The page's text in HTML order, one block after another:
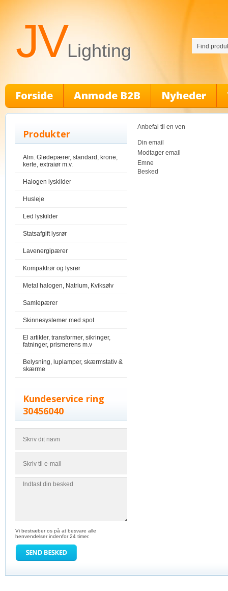
JVLighting
Forside Anmode B2B Nyheder
Produkter
Alm. Glødepærer, standard, krone,
kerte, extraiør m.v.
Halogen lyskilder
Husleje
Led lyskilder
Statsafgift lysrør
Lavenergipærer
Kompaktrør og lysrør
Metal halogen, Natrium, Kviksølv
Samlepærer
Skinnesystemer med spot
El artikler, transformer, sikringer,
fatninger, prismerens m.v
Belysning, luplamper, skærmstativ &
skærme
Kundeservice ring
30456040
Vi bestræber os på at besvare alle
henvendelser indenfor 24 timer.
Anbefal til en ven
Din email
Modtager email
Emne
Besked